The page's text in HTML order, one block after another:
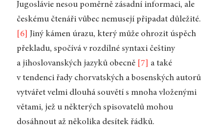
Jugoslávie nesou poměrně zásadní informaci, ale
českému čtenáři vůbec nemusejí připadat důležité.
[6]
Jiný kámen úrazu, který může ohrozit úspěch
překladu, spočívá v rozdílné syntaxi češtiny
a jihoslovanských jazyků obecně
[7]
a také
v tendenci řady chorvatských a bosenských autorů
vytvářet velmi dlouhá souvětí s mnoha vloženými
větami, jež u některých spisovatelů mohou
dosáhnout až několika desítek řádků.